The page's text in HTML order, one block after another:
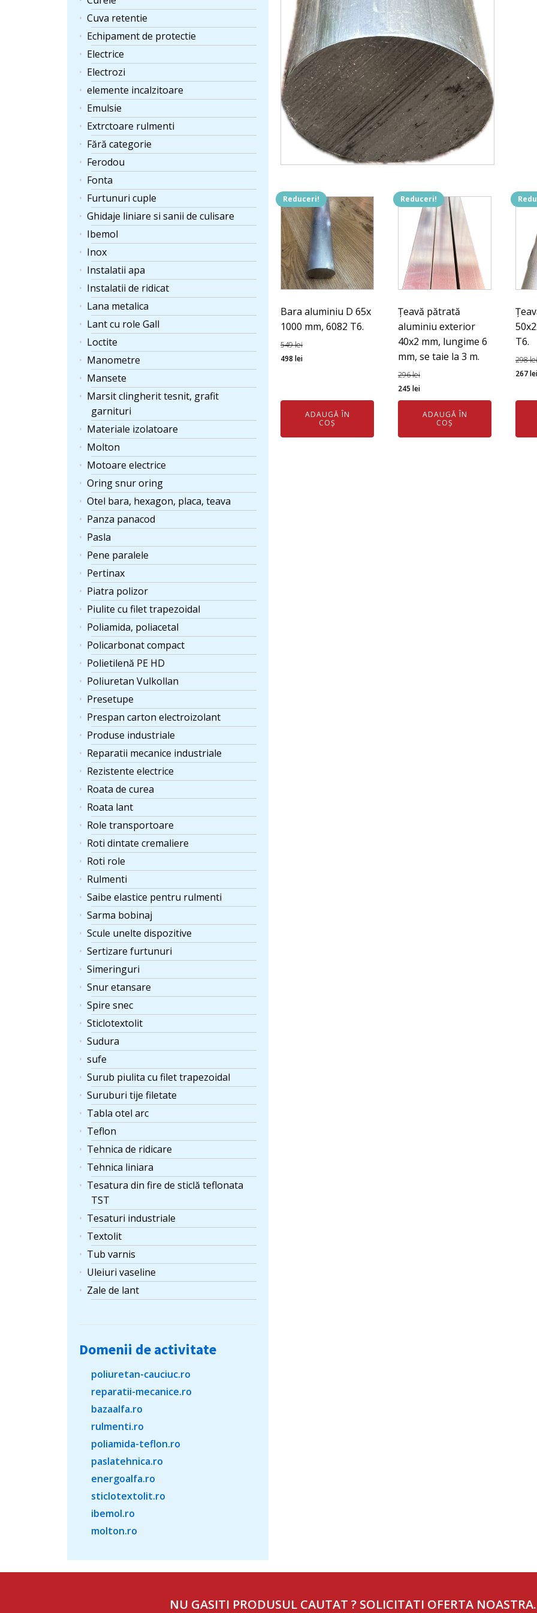
Cuva retentie
Echipament de protectie
Electrice
Electrozi
elemente incalzitoare
Emulsie
Extrctoare rulmenti
Fără categorie
Ferodou
Fonta
Furtunuri cuple
Ghidaje liniare si sanii de culisare
Ibemol
Inox
Instalatii apa
Instalatii de ridicat
Lana metalica
Lant cu role Gall
Loctite
Manometre
Mansete
Marsit clingherit tesnit, grafit
garnituri
Materiale izolatoare
Molton
Motoare electrice
Oring snur oring
Otel bara, hexagon, placa, teava
Panza panacod
Pasla
Pene paralele
Pertinax
Piatra polizor
Piulite cu filet trapezoidal
Poliamida, poliacetal
Policarbonat compact
Polietilenă PE HD
Poliuretan Vulkollan
Presetupe
Prespan carton electroizolant
Produse industriale
Reparatii mecanice industriale
Rezistente electrice
Roata de curea
Roata lant
Role transportoare
Roti dintate cremaliere
Roti role
Rulmenti
Saibe elastice pentru rulmenti
Sarma bobinaj
Scule unelte dispozitive
Sertizare furtunuri
Simeringuri
Snur etansare
Spire snec
Sticlotextolit
Sudura
sufe
Surub piulita cu filet trapezoidal
Suruburi tije filetate
Tabla otel arc
Teflon
Tehnica de ridicare
Tehnica liniara
Tesatura din fire de sticlă teflonata
TST
Tesaturi industriale
Textolit
Tub varnis
Uleiuri vaseline
Zale de lant
Domenii de activitate
poliuretan-cauciuc.ro
reparatii-mecanice.ro
bazaalfa.ro
rulmenti.ro
poliamida-teflon.ro
paslatehnica.ro
energoalfa.ro
sticlotextolit.ro
ibemol.ro
molton.ro
Reduceri!
Bara aluminiu D 65x
1000 mm, 6082 T6.
549lei
Prețul
fost:
549 lei.
498 leiPrețul
498 lei.
ADAUGĂ ÎN
COȘ
Reduceri!
Țeavă pătrată
aluminiu exterior
40x2 mm, lungime 6
mm, se taie la 3 m.
296lei
Prețul
inițial
245 leiPrețul
curent
este:
ADAUGĂ ÎN
COȘ
T6.
298lei
Prețul
a
267lei
NU GASITI PRODUSUL CAUTAT ? SOLICITATI OFERTA NOASTRA.